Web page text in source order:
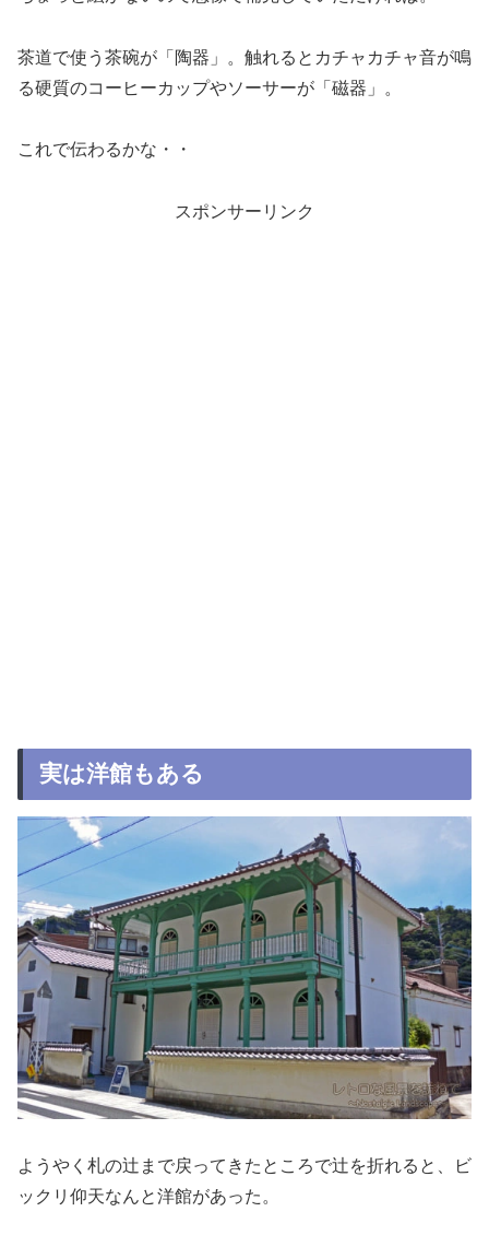
茶道で使う茶碗が「陶器」。触れるとカチャカチャ音が鳴
る硬質のコーヒーカップやソーサーが「磁器」。
これで伝わるかな・・
スポンサーリンク
実は洋館もある
ようやく札の辻まで戻ってきたところで辻を折れると、ビ
ックリ仰天なんと洋館があった。